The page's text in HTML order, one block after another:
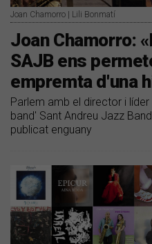
Joan Chamorro | Lili Bonmatí
Joan Chamorro:
SAJB ens
empremta d'una
Parlem amb el director i
band' Sant Andreu Jazz
publicat enguany